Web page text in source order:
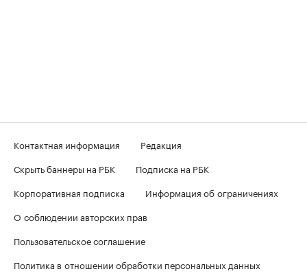
Контактная информация
Редакция
Скрыть баннеры на РБК
Подписка на РБК
Корпоративная подписка
Информация об ограничениях
О соблюдении авторских прав
Пользовательское соглашение
Политика в отношении обработки персональных данных